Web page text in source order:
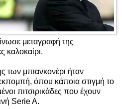
μεταγραφή της
καλοκαίρι.
των μπιανκονέρι ήταν
όπου κάποια στιγμή το
πιτσιρικάδες που έχουν
Serie A.